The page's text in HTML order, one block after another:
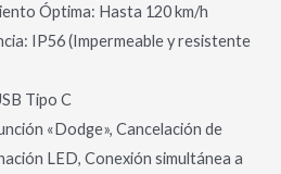
Óptima: Hasta 120 km/h
IP56 (Impermeable y resistente
Tipo C
«Dodge», Cancelación de
LED, Conexión simultánea a